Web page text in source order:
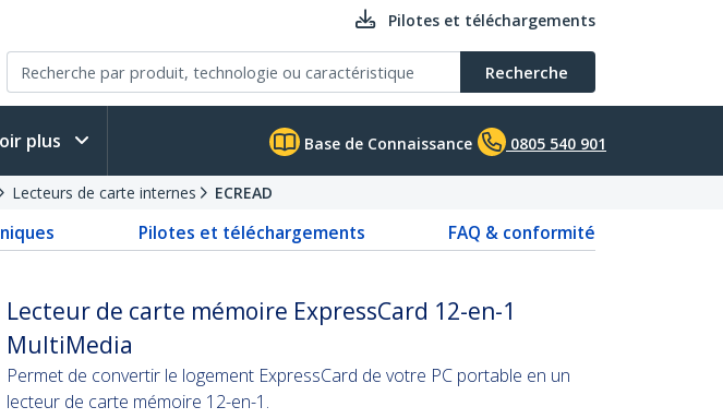
Pilotes et téléchargements
Recherche
plus Base de Connaissance 0805 540 901
Lecteurs de carte internes ECREAD
Pilotes et téléchargements
FAQ & conformité
Lecteur de carte mémoire ExpressCard 12-en-1
MultiMedia
Permet de convertir le logement ExpressCard de votre PC portable en un
lecteur de carte mémoire 12-en-1.